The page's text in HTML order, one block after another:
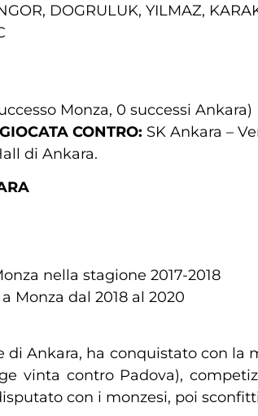
DOGRULUK, YILMAZ,
Monza, 0 successi Ankara)
CONTRO: SK Ankara –
di Ankara.
nella stagione 2017-2018
Monza dal 2018 al 2020
di Ankara, ha conquistato con la
vinta contro Padova),
con i monzesi, poi